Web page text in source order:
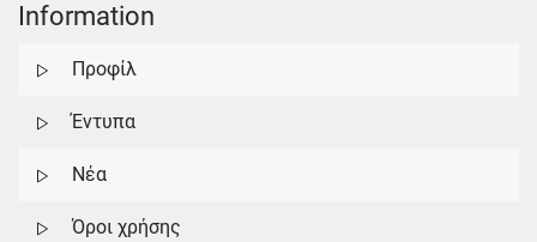
Information
Προφίλ
Έντυπα
Νέα
Όροι χρήσης